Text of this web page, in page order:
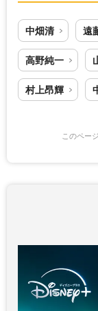
中畑清 遠
高野純一
村上昂輝
このペー